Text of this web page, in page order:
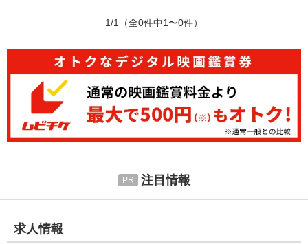
1/1 （全0件中1〜0件）
注目情報
求人情報